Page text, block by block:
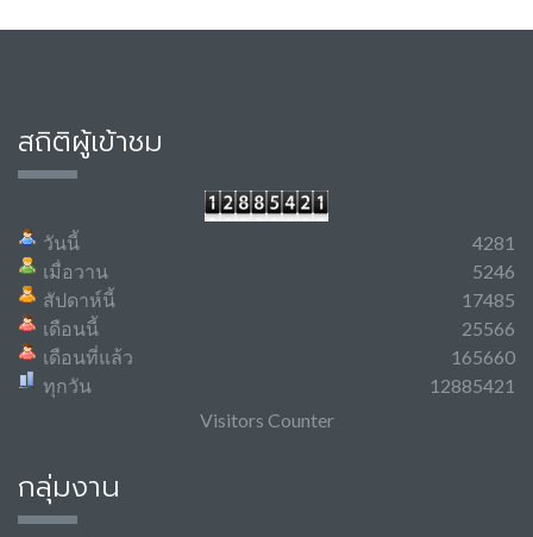
สถิติผู้เข้าชม
วันนี้
เมื่อวาน
สัปดาห์นี้
เดือนนี้
เดือนที่แล้ว
ทุกวัน
4281
5246
17485
25566
165660
12885421
Visitors Counter
กลุ่มงาน